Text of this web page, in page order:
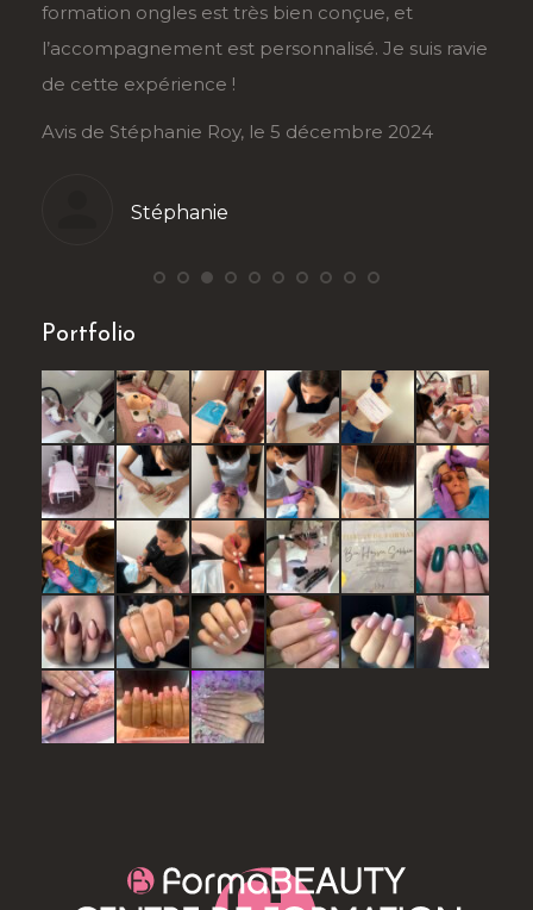
formation ongles est très bien conçue, et
l’accompagnement est personnalisé. Je suis ravie
de cette expérience !
Avis de Stéphanie Roy, le 5 décembre 2024
Stéphanie
Portfolio